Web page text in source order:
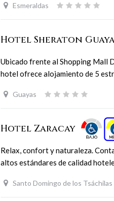
Esmeraldas
Hotel Sheraton
Ubicado frente al Shopping Mall
hotel ofrece alojamiento de 5
Guayas
Hotel Zaracay
Relax, confort y naturaleza.
altos estándares de calidad
Santo Domingo de los Tsáchilas